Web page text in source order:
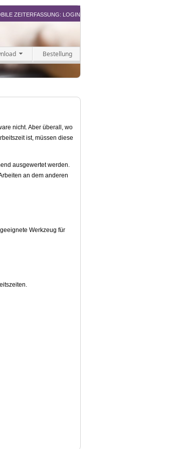
ZEITERFASSUNG: LOGIN
Bestellung
nicht. Aber überall, wo
ist, müssen diese
ausgewertet werden.
an dem anderen
Werkzeug für